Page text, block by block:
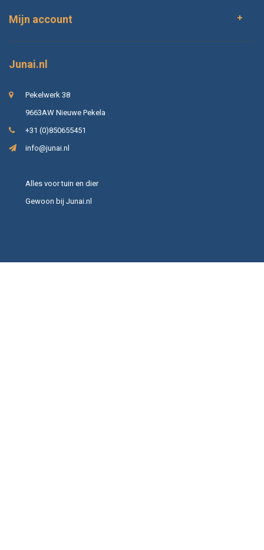
Mijn account
Junai.nl
Pekelwerk 38
9663AW Nieuwe Pekela
+31 (0)850655451
info@junai.nl
Alles voor tuin en dier
Gewoon bij Junai.nl